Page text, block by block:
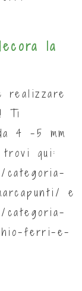
la
realizzare
Ti
4 -5 mm
qui:
categoria-
e
categoria-
ferri-e-